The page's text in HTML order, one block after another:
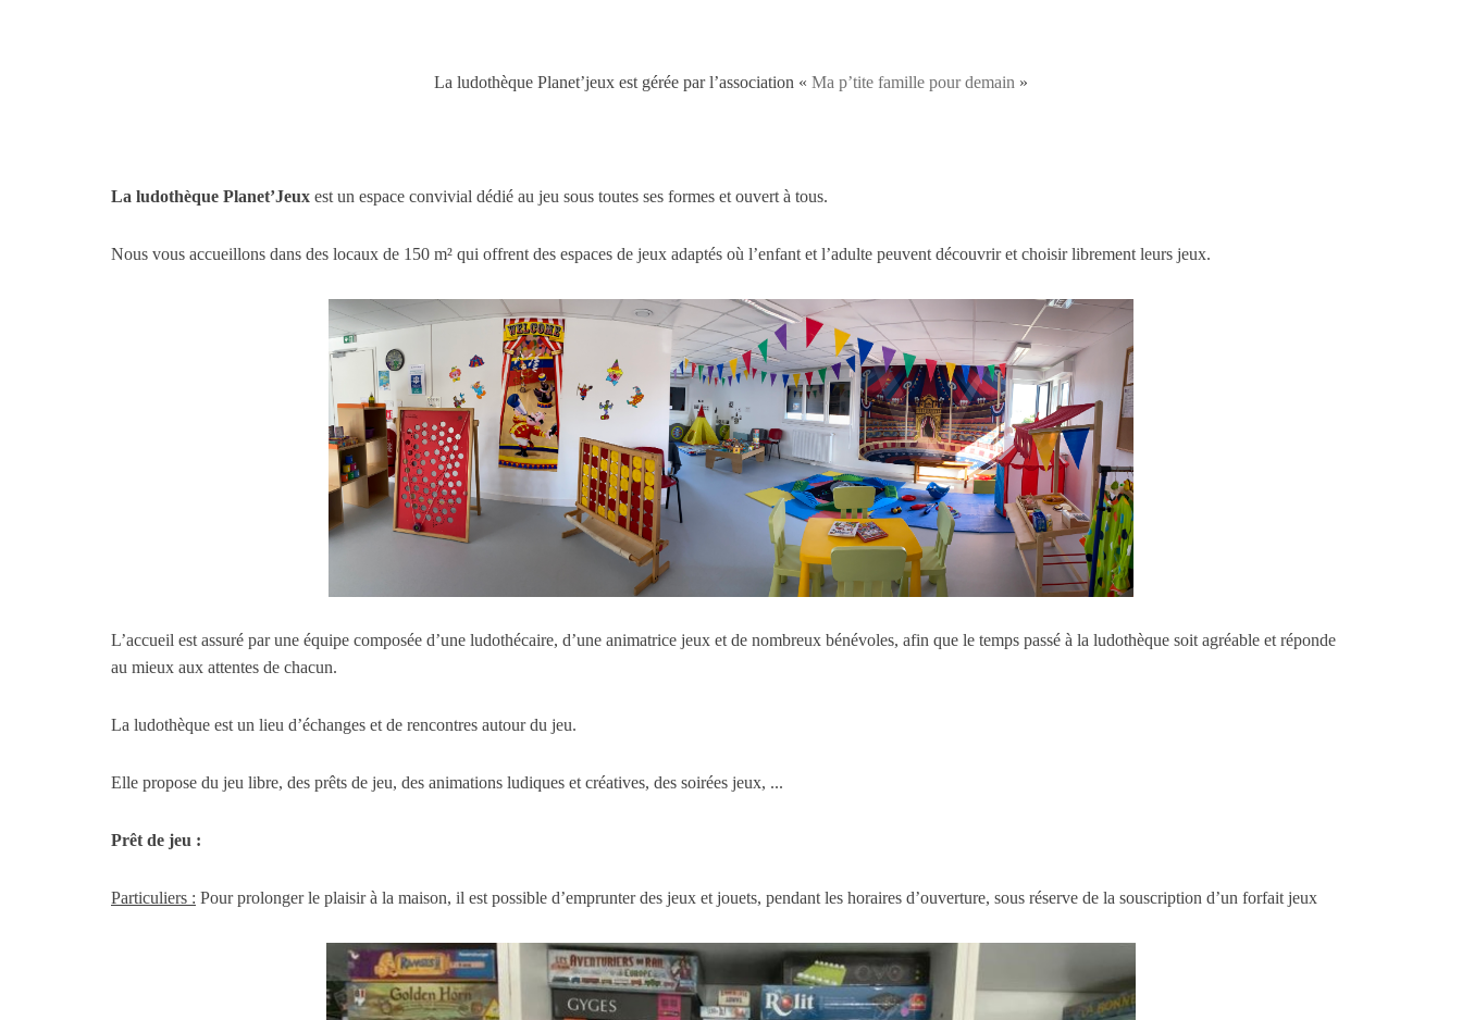
La ludothèque Planet’jeux est gérée par l’association « Ma p’tite famille pour demain »
La ludothèque Planet’Jeux est un espace convivial dédié au jeu sous toutes ses formes et ouvert à tous.
Nous vous accueillons dans des locaux de 150 m² qui offrent des espaces de jeux adaptés où l’enfant et l’adulte peuvent découvrir et choisir librement leurs jeux.
L’accueil est assuré par une équipe composée d’une ludothécaire, d’une animatrice jeux et de nombreux bénévoles, afin que le temps passé à la ludothèque soit agréable et réponde
au mieux aux attentes de chacun.
La ludothèque est un lieu d’échanges et de rencontres autour du jeu.
Elle propose du jeu libre, des prêts de jeu, des animations ludiques et créatives, des soirées jeux, ...
Prêt de jeu :
Particuliers : Pour prolonger le plaisir à la maison, il est possible d’emprunter des jeux et jouets, pendant les horaires d’ouverture, sous réserve de la souscription d’un forfait jeux